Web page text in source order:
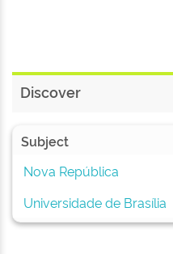
Discover
Subject
Nova República
Universidade de Brasília